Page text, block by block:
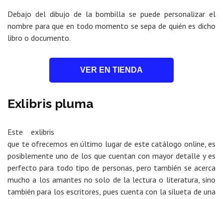
Debajo del dibujo de la bombilla se puede personalizar el
nombre para que en todo momento se sepa de quién es dicho
libro o documento.
VER EN TIENDA
Exlibris pluma
Este exlibris
que te ofrecemos en último lugar de este catálogo online, es
posiblemente uno de los que cuentan con mayor detalle y es
perfecto para todo tipo de personas, pero también se acerca
mucho a los amantes no solo de la lectura o literatura, sino
también para los escritores, pues cuenta con la silueta de una